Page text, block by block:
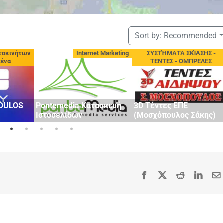
Sort by: Recommended
Marketing
ΣΥΣΤΉΜΑΤΑ ΣΚΊΑΣΗΣ -
ΤΕΝΤΕΣ - ΟΜΠΡΕΛΕΣ
3D Τέντες ΕΠΕ
(Μοσχόπουλος Σάκης)
Συνεργεία - Φανοποιεία
ΣΤΑΘΟΠΟΥΛΟΣ SERVICE
VOLKSWAGEN, AUDI,
SKODA, ΕΠΑΓ/ΚΑ
ΟΧΗΜΑΤΑ & ΕΚΘΕΣΗ
ΑΥΤΟΚΙΝΗΤΩΝ
Facebook Reddit